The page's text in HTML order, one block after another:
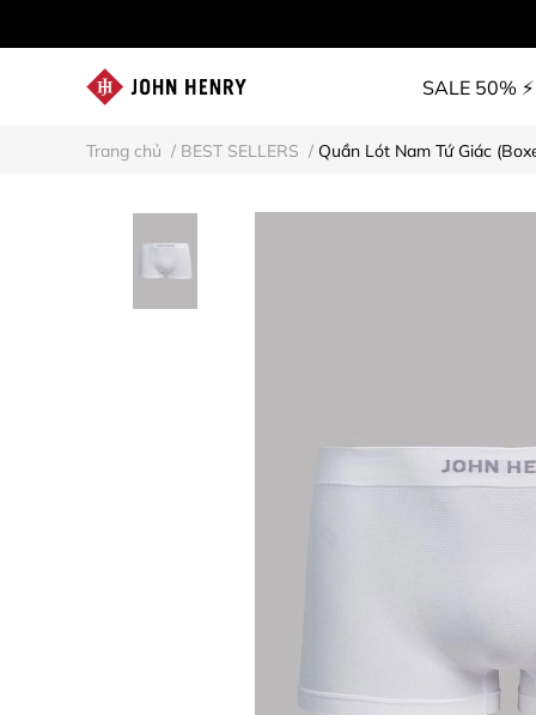
SALE 50% ⚡
Trang chủ / BEST SELLERS / Quần Lót Nam Tứ Giác